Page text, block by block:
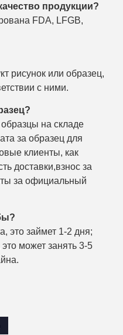
продукции?
FDA, LFGB,
рисунок или образец,
с ними.
на складе
за образец для
клиенты, как
доставки,взнос за
за официальный
это займет 1-2 дня;
может занять 3-5